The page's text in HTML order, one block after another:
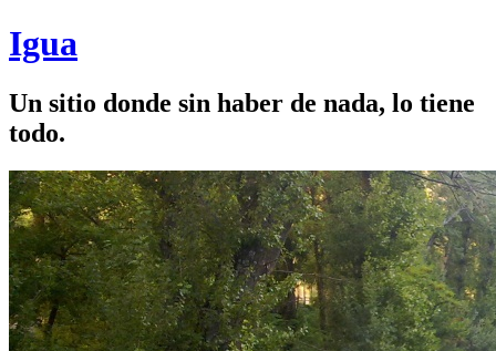
Igua
Un sitio donde sin haber de nada, lo tiene
todo.